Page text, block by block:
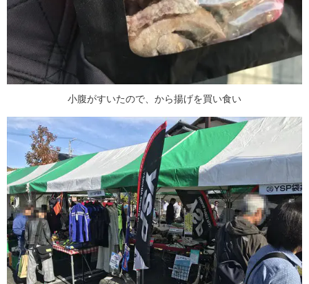
小腹がすいたので、から揚げを買い食い